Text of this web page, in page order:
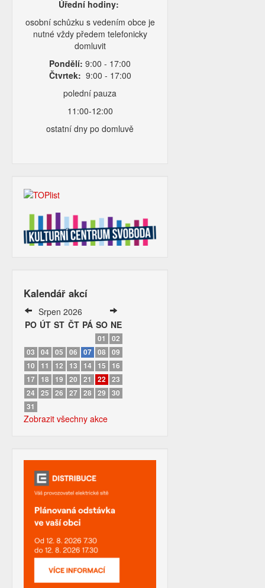
Úřední hodiny:
osobní schůzku s vedením obce je
nutné vždy předem telefonicky
domluvit
Pondělí: 9:00 - 17:00
Čtvrtek: 9:00 - 17:00
polední pauza
11:00-12:00
ostatní dny po domluvě
Kalendář akcí
Srpen 2026
PO ÚT ST ČT PÁ SO NE
01
02
03
04 05 06 07 08
09
10
11 12 13 14 15
16
17 18 19 20 21 22
23
24
25 26 27 28 29
30
31
Zobrazit všechny akce